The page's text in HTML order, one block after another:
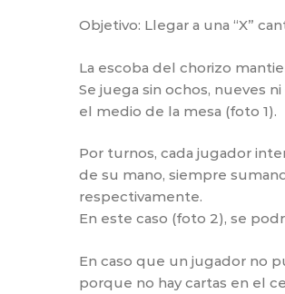
Objetivo: Llegar a una “X”
La escoba del chorizo
Se juega sin ochos, nueves
el medio de la mesa (foto 1).
Por turnos, cada jugador
de su mano, siempre
respectivamente.
En este caso (foto 2), se
En caso que un jugador no
porque no hay cartas en el